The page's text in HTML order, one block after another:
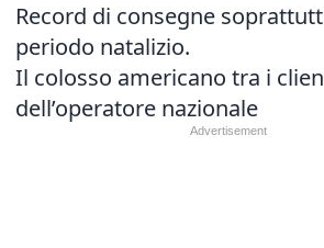
Record di consegne
periodo natalizio.
Il colosso americano tra i
dell’operatore nazionale